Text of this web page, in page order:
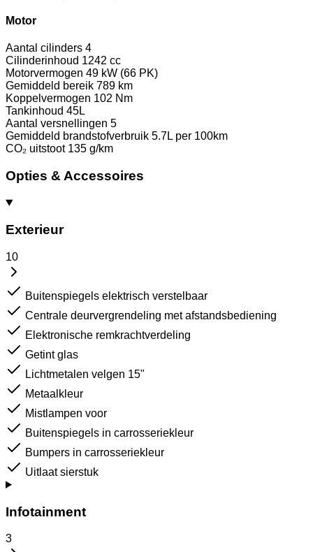
Motor
Aantal cilinders 4
Cilinderinhoud 1242 cc
Motorvermogen 49 kW (66 PK)
Gemiddeld bereik 789 km
Koppelvermogen 102 Nm
Tankinhoud 45L
Aantal versnellingen 5
Gemiddeld brandstofverbruik 5.7L per 100km
CO₂ uitstoot 135 g/km
Opties & Accessoires
Exterieur
10
Buitenspiegels elektrisch verstelbaar
Centrale deurvergrendeling met afstandsbediening
Elektronische remkrachtverdeling
Getint glas
Lichtmetalen velgen 15"
Metaalkleur
Mistlampen voor
Buitenspiegels in carrosseriekleur
Bumpers in carrosseriekleur
Uitlaat sierstuk
Infotainment
3